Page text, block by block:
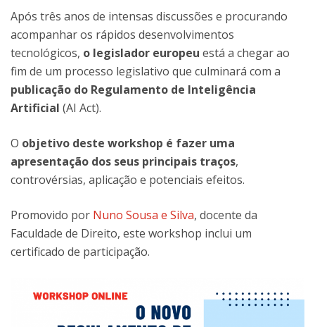
Após três anos de intensas discussões e procurando
acompanhar os rápidos desenvolvimentos
tecnológicos, o legislador europeu está a chegar ao
fim de um processo legislativo que culminará com a
publicação do Regulamento de Inteligência
Artificial (AI Act).
O objetivo deste workshop é fazer uma
apresentação dos seus principais traços,
controvérsias, aplicação e potenciais efeitos.
Promovido por Nuno Sousa e Silva, docente da
Faculdade de Direito, este workshop inclui um
certificado de participação.